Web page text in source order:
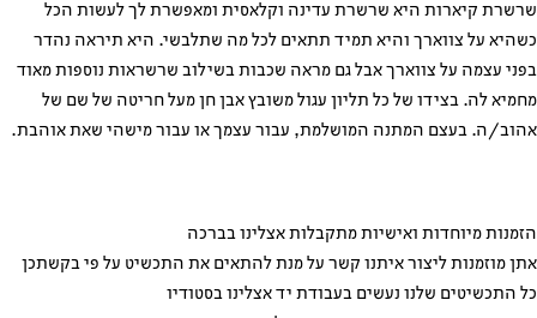
שרשרת קיארות היא שרשרת עדינה וקלאסית ומאפשרת לך לעשות הכל
כשהיא על צווארך והיא תמיד תתאים לכל מה שתלבשי. היא תיראה נהדר
בפני עצמה על צווארך אבל גם מראה שכבות בשילוב שרשראות נוספות מאוד
מחמיא לה. בצידו של כל תליון עגול משובץ אבן חן מעל חריטה של שם של
אהוב/ה. בעצם המתנה המושלמת, עבור עצמך או עבור מישהי שאת אוהבת.
הזמנות מיוחדות ואישיות מתקבלות אצלינו בברכה
אתן מוזמנות ליצור איתנו קשר על מנת להתאים את התכשיט על פי בקשתכן
כל התכשיטים שלנו נעשים בעבודת יד אצלינו בסטודיו